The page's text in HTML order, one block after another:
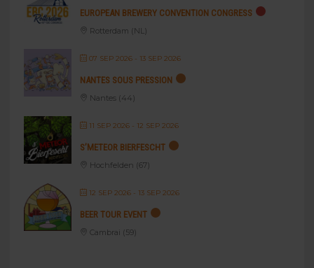
EUROPEAN BREWERY CONVENTION CONGRESS
Rotterdam (NL)
07 SEP 2026- 13 SEP 2026
NANTES SOUS PRESSION
Nantes (44)
11 SEP 2026- 12 SEP 2026
S’METEOR BIERFESCHT
Hochfelden (67)
12 SEP 2026- 13 SEP 2026
BEER TOUR EVENT
Cambrai (59)